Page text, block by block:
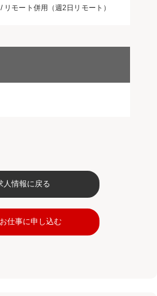
リモート併用（週2日リモート）
人情報に戻る
仕事に申し込む